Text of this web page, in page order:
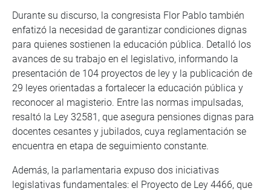
Durante su discurso, la congresista Flor Pablo también
enfatizó la necesidad de garantizar condiciones dignas
para quienes sostienen la educación pública. Detalló los
avances de su trabajo en el legislativo, informando la
presentación de 104 proyectos de ley y la publicación de
29 leyes orientadas a fortalecer la educación pública y
reconocer al magisterio. Entre las normas impulsadas,
resaltó la Ley 32581, que asegura pensiones dignas para
docentes cesantes y jubilados, cuya reglamentación se
encuentra en etapa de seguimiento constante.
Además, la parlamentaria expuso dos iniciativas
legislativas fundamentales: el Proyecto de Ley 4466, que